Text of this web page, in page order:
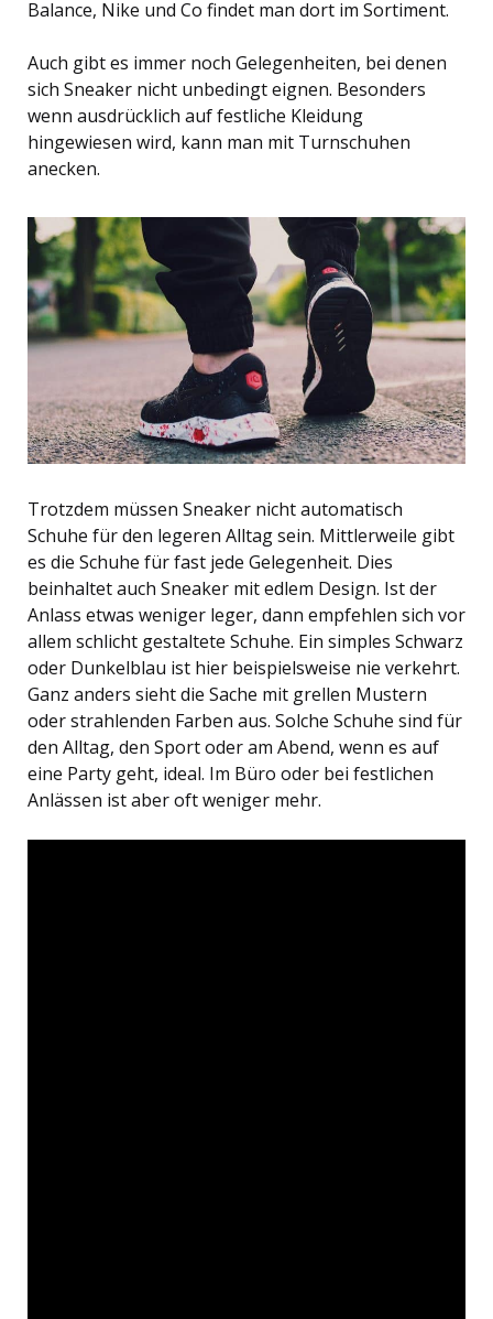
Balance, Nike und Co findet man dort im Sortiment.
Auch gibt es immer noch Gelegenheiten, bei denen
sich Sneaker nicht unbedingt eignen. Besonders
wenn ausdrücklich auf festliche Kleidung
hingewiesen wird, kann man mit Turnschuhen
anecken.
Trotzdem müssen Sneaker nicht automatisch
Schuhe für den legeren Alltag sein. Mittlerweile gibt
es die Schuhe für fast jede Gelegenheit. Dies
beinhaltet auch Sneaker mit edlem Design. Ist der
Anlass etwas weniger leger, dann empfehlen sich vor
allem schlicht gestaltete Schuhe. Ein simples Schwarz
oder Dunkelblau ist hier beispielsweise nie verkehrt.
Ganz anders sieht die Sache mit grellen Mustern
oder strahlenden Farben aus. Solche Schuhe sind für
den Alltag, den Sport oder am Abend, wenn es auf
eine Party geht, ideal. Im Büro oder bei festlichen
Anlässen ist aber oft weniger mehr.